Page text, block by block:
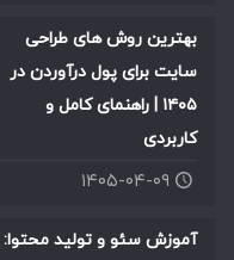
بهترین روش های طراحی
سایت برای پول درآوردن در
۱۴۰۵ | راهنمای کامل و
کاربردی
۱۴۰۵-۰۴-۰۹
آموزش سئو و تولید محتوا: